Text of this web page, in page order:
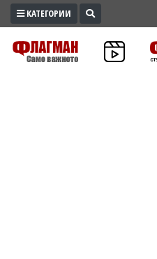
ПРОМО
ЗОНА
КАТЕГОРИИ